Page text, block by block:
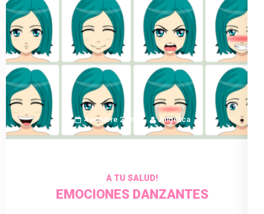
4 octubre 2020 Angélica
A TU SALUD!
EMOCIONES DANZANTES